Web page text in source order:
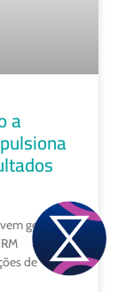
a
gestão,
de